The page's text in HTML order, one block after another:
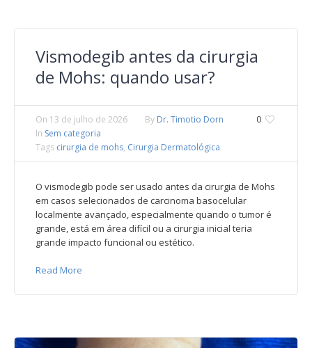
Vismodegib antes da cirurgia
de Mohs: quando usar?
0
On 13 de julho de 2026 By Dr. Timotio Dorn
In Sem categoria
Tags cirurgia de mohs, Cirurgia Dermatológica
O vismodegib pode ser usado antes da cirurgia de Mohs
em casos selecionados de carcinoma basocelular
localmente avançado, especialmente quando o tumor é
grande, está em área difícil ou a cirurgia inicial teria
grande impacto funcional ou estético.
Read More